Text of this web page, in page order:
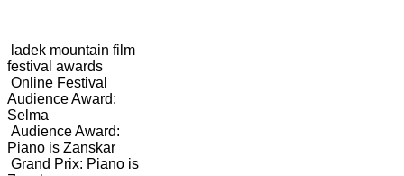
ladek mountain film
festival awards
Online Festival
Audience Award:
Selma
Audience Award:
Piano is Zanskar
Grand Prix: Piano is